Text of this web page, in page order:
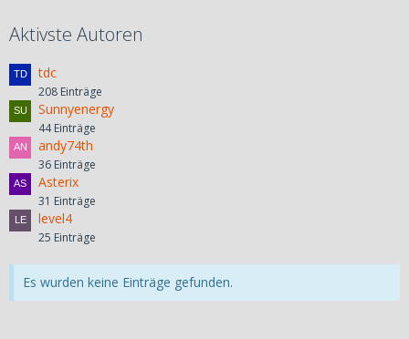
Aktivste Autoren
tdc
208 Einträge
Sunnyenergy
44 Einträge
andy74th
36 Einträge
Asterix
31 Einträge
level4
25 Einträge
Es wurden keine Einträge gefunden.